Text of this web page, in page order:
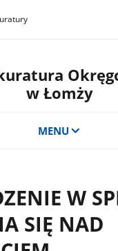
w Łomży
MENU
W
SIĘ NAD